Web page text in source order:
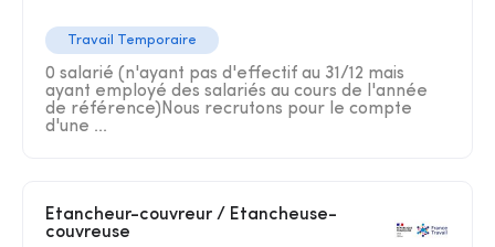
Travail Temporaire
0 salarié (n'ayant pas d'effectif au 31/12 mais
ayant employé des salariés au cours de l'année
de référence)Nous recrutons pour le compte
d'une ...
Etancheur-couvreur / Etancheuse-
couvreuse